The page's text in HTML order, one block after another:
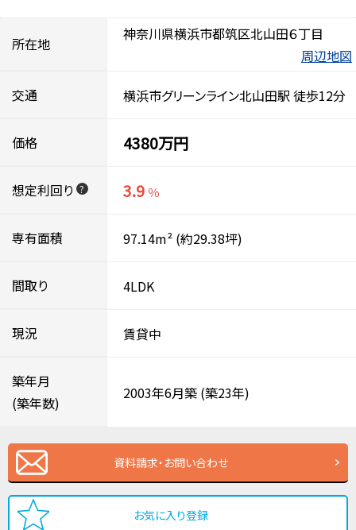
所在地
神奈川県横浜市都筑区北山田６丁目
周辺地図
交通 横浜市グリーンライン北山田駅 徒歩12分
価格 4380万円
想定利回り ? 3.9 ％
専有面積 97.14m² (約29.38坪)
間取り 4LDK
現況 賃貸中
築年月
(築年数)
2003年6月築 (築23年)
資料請求・お問い合わせ
お気に入り登録